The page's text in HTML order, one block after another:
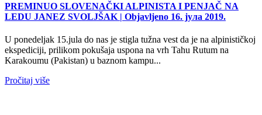
PREMINUO SLOVENAČKI ALPINISTA I PENJAČ NA
LEDU JANEZ SVOLJŠAK | Objavljeno 16. јула 2019.
U ponedeljak 15.jula do nas je stigla tužna vest da je na alpinističkoj
ekspediciji, prilikom pokušaja uspona na vrh Tahu Rutum na
Karakoumu (Pakistan) u baznom kampu...
Pročitaj više